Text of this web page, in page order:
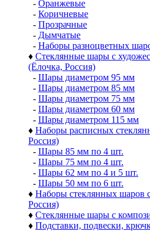
- Оранжевые
- Коричневые
- Прозрачные
- Дымчатые
- Наборы разноцветных
♦ Стеклянные шары с
(Ёлочка, Россия)
- Шары диаметром 95 мм
- Шары диаметром 85 мм
- Шары диаметром 75 мм
- Шары диаметром 60 мм
- Шары диаметром 115 мм
♦ Наборы расписных
Россия)
- Шары 85 мм по 4 шт.
- Шары 75 мм по 4 шт.
- Шары 62 мм по 4 и 5 шт.
- Шары 50 мм по 6 шт.
♦ Наборы стеклянных шаров
Россия)
♦ Стеклянные шары с
♦ Подставки, подвески,